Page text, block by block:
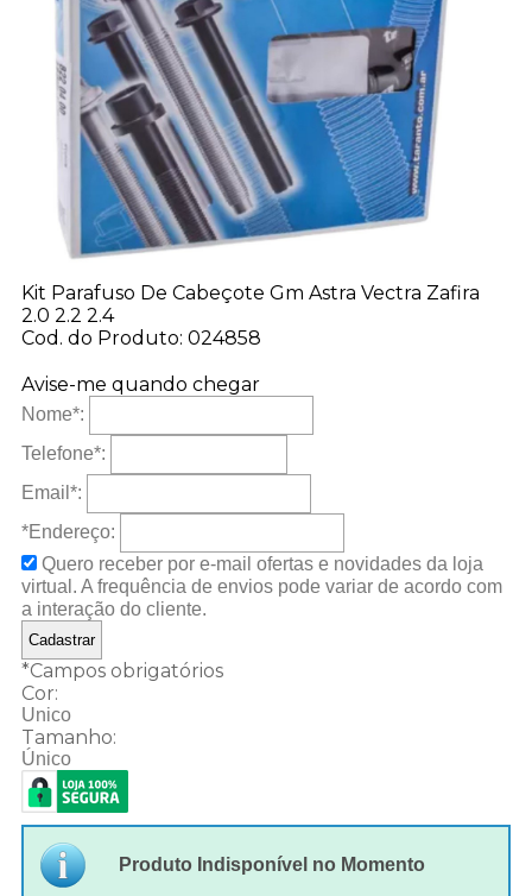
Kit Parafuso De Cabeçote Gm Astra Vectra Zafira
2.0 2.2 2.4
Cod. do Produto: 024858
Avise-me quando chegar
Nome*:
Telefone*:
Email *:
*Endereço:
Quero receber por e-mail ofertas e novidades da loja
virtual. A frequência de envios pode variar de acordo com
a interação do cliente.
*Campos obrigatórios
Cor:
Unico
Tamanho:
Único
Produto Indisponível no Momento